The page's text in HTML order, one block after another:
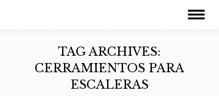
TAG ARCHIVES:
CERRAMIENTOS PARA
ESCALERAS